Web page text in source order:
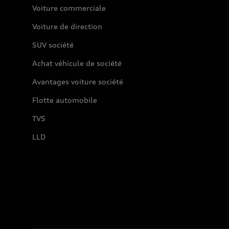
Voiture commerciale
Voiture de direction
SUV société
Achat véhicule de société
Avantages voiture société
Flotte automobile
TVS
LLD